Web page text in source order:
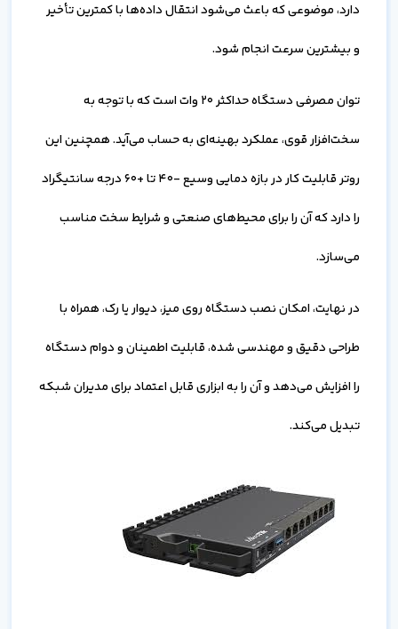
دارد، موضوعی که باعث می‌شود انتقال داده‌ها با کمترین تأخیر
و بیشترین سرعت انجام شود.
توان مصرفی دستگاه حداکثر 20 وات است که با توجه به
سخت‌افزار قوی، عملکرد بهینه‌ای به حساب می‌آید. همچنین این
روتر قابلیت کار در بازه دمایی وسیع -40 تا +60 درجه سانتیگراد
را دارد که آن را برای محیط‌های صنعتی و شرایط سخت مناسب
می‌سازد.
در نهایت، امکان نصب دستگاه روی میز، دیوار یا رک، همراه با
طراحی دقیق و مهندسی شده، قابلیت اطمینان و دوام دستگاه
را افزایش می‌دهد و آن را به ابزاری قابل اعتماد برای مدیران شبکه
تبدیل می‌کند.